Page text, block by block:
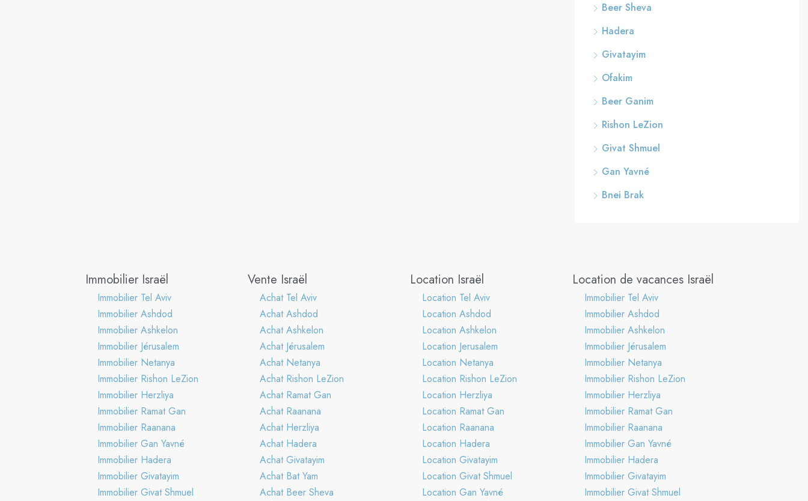
Beer Sheva
Hadera
Givatayim
Ofakim
Beer Ganim
Rishon LeZion
Givat Shmuel
Gan Yavné
Bnei Brak
Immobilier Israël
Immobilier Tel Aviv
Immobilier Ashdod
Immobilier Ashkelon
Immobilier Jérusalem
Immobilier Netanya
Immobilier Rishon LeZion
Immobilier Herzliya
Immobilier Ramat Gan
Immobilier Raanana
Immobilier Gan Yavné
Immobilier Hadera
Immobilier Givatayim
Immobilier Givat Shmuel
Vente Israël
Achat Tel Aviv
Achat Ashdod
Achat Ashkelon
Achat Jérusalem
Achat Netanya
Achat Rishon LeZion
Achat Ramat Gan
Achat Raanana
Achat Herzliya
Achat Hadera
Achat Givatayim
Achat Bat Yam
Achat Beer Sheva
Location Israël
Location Tel Aviv
Location Ashdod
Location Ashkelon
Location Jerusalem
Location Netanya
Location Rishon LeZion
Location Herzliya
Location Ramat Gan
Location Raanana
Location Hadera
Location Givatayim
Location Givat Shmuel
Location Gan Yavné
Location de vacances Israël
Immobilier Tel Aviv
Immobilier Ashdod
Immobilier Ashkelon
Immobilier Jérusalem
Immobilier Netanya
Immobilier Rishon LeZion
Immobilier Herzliya
Immobilier Ramat Gan
Immobilier Raanana
Immobilier Gan Yavné
Immobilier Hadera
Immobilier Givatayim
Immobilier Givat Shmuel